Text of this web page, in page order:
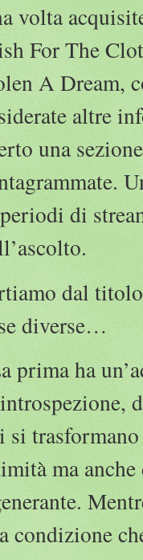
volta
For The
A Dream,
altre
una
di
dal
diverse…
prima ha
si
ma
condizione